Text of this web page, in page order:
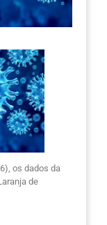
os dados da
de